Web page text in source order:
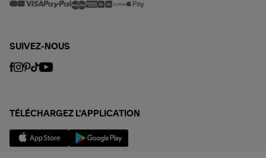
SUIVEZ-NOUS
TÉLÉCHARGEZ L'APPLICATION